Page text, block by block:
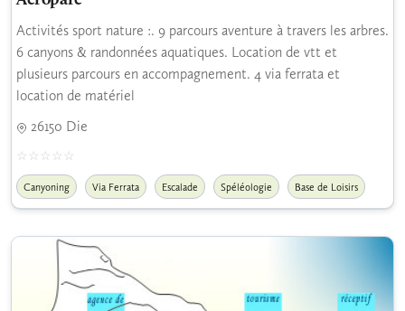
Activités sport nature :. 9 parcours aventure à travers les arbres.
6 canyons & randonnées aquatiques. Location de vtt et
plusieurs parcours en accompagnement. 4 via ferrata et
location de matériel
26150 Die
Canyoning Via Ferrata Escalade Spéléologie Base de Loisirs